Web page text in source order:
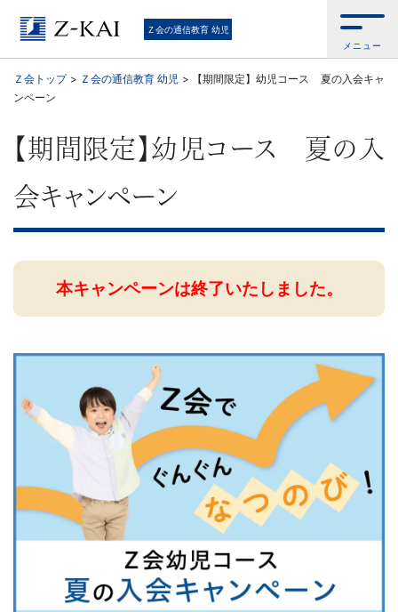
Ｚ
会
の
通
信
教
育
コ
ー
Ｚ会の通信教育 幼児
メニュー
Ｚ会トップ> Ｚ会の通信教育 幼児 >
【期間限定】幼児コース 夏の入会キャ
ンペーン
【期間限定】幼児コース 夏の入
会キャンペーン
本キャンペーンは終了いたしました。